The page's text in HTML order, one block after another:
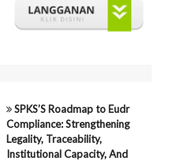
SPKS’S Roadmap to Eudr
Compliance: Strengthening
Legality, Traceability,
Institutional Capacity, And